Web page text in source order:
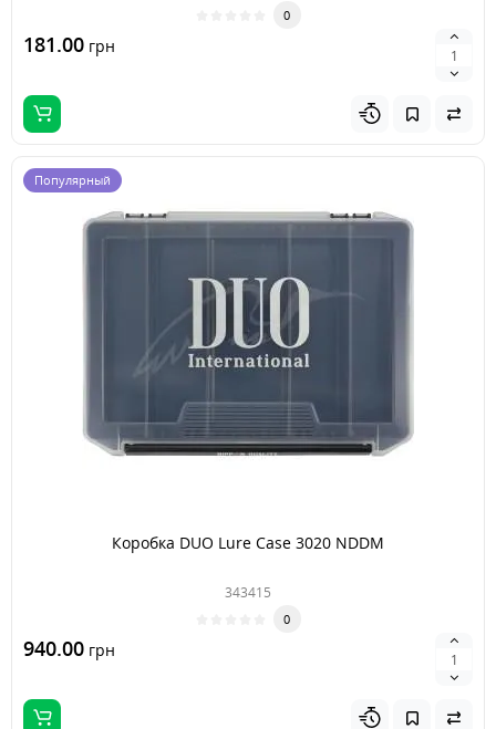
0
181.00 грн
Популярный
Коробка DUO Lure Case 3020 NDDM
343415
0
940.00 грн